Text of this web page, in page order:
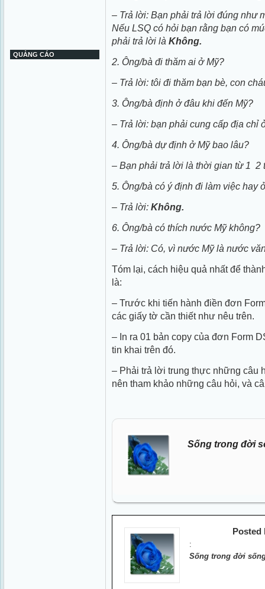
QUẢNG CÁO
– Trả lời: Bạn phải trả lời đúng như
Nếu LSQ có hỏi bạn rằng bạn có
phải trả lời là Không.
2. Ông/bà đi thăm ai ở Mỹ?
– Trả lời: tôi đi thăm bạn bè, con
3. Ông/bà định ở đâu khi đến Mỹ?
– Trả lời: bạn phải cung cấp địa chỉ
4. Ông/bà dự định ở Mỹ bao lâu?
– Bạn phải trả lời là thời gian từ 1 ­ 2
5. Ông/bà có ý định đi làm việc hay
– Trả lời: Không.
6. Ông/bà có thích nước Mỹ không?
– Trả lời: Có, vì nước Mỹ là nước
Tóm lại, cách hiệu quả nhất để
là:
– Trước khi tiến hành điền đơn
các giấy tờ cần thiết như nêu trên.
– In ra 01 bản copy của đơn Form
tin khai trên đó.
– Phải trả lời trung thực những câu
nên tham khảo những câu hỏi, và
Sống trong đời
Posted
:
Sống trong đời